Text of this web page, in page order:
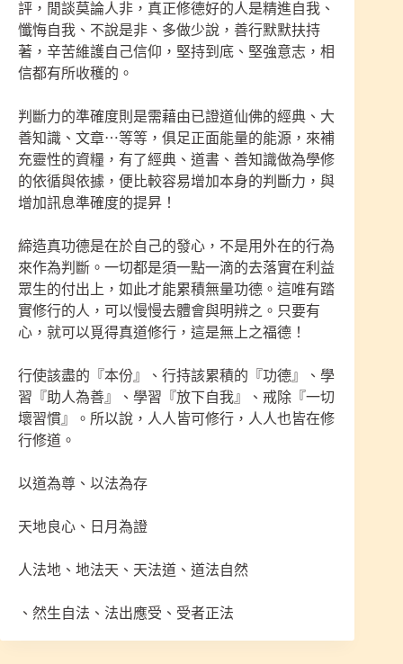
評，閒談莫論人非，真正修德好的人是精進自我、
懺悔自我、不說是非、多做少說，善行默默扶持
著，辛苦維護自己信仰，堅持到底、堅強意志，相
信都有所收穫的。
判斷力的準確度則是需藉由已證道仙佛的經典、大
善知識、文章⋯等等，俱足正面能量的能源，來補
充靈性的資糧，有了經典、道書、善知識做為學修
的依循與依據，便比較容易增加本身的判斷力，與
增加訊息準確度的提昇！
締造真功德是在於自己的發心，不是用外在的行為
來作為判斷。一切都是須一點一滴的去落實在利益
眾生的付出上，如此才能累積無量功德。這唯有踏
實修行的人，可以慢慢去體會與明辨之。只要有
心，就可以覓得真道修行，這是無上之福德！
行使該盡的『本份』、行持該累積的『功德』、學
習『助人為善』、學習『放下自我』、戒除『一切
壞習慣』。所以說，人人皆可修行，人人也皆在修
行修道。
以道為尊、以法為存
天地良心、日月為證
人法地、地法天、天法道、道法自然
、然生自法、法出應受、受者正法